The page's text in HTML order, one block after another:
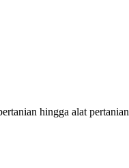
hingga alat pertanian